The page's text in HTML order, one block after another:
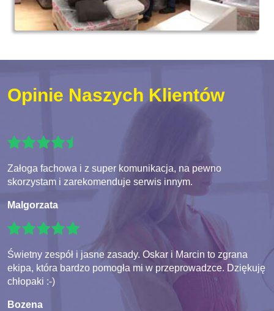
Opinie Naszych Klientów
Załoga fachowa i z super komunikacja, na pewno
skorzystam i zarekomenduje serwis innym.
Malgorzata
Świetny zespół i jasne zasady. Oskar i Marcin to zgrana
ekipa, która bardzo pomogła mi w przeprowadzce. Dziękuję
chłopaki :-)
Bozena